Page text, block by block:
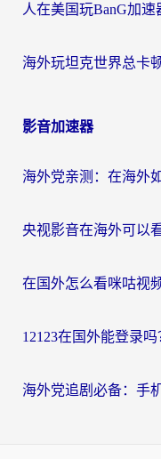
影音加速器